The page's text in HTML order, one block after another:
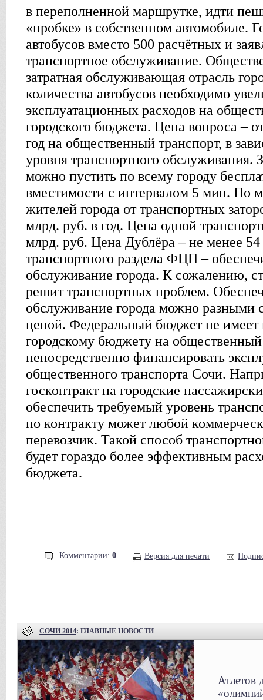
в переполненной маршрутке, идти
«пробке» в собственном автомобиле.
автобусов вместо 500 расчётных и
транспортное обслуживание.
затратная обслуживающая отрасль
количества автобусов необходимо
эксплуатационных расходов на
городского бюджета. Цена вопроса –
год на общественный транспорт, в
уровня транспортного обслуживания.
можно пустить по всему городу
вместимости с интервалом 5 мин. По
жителей города от транспортных
млрд. руб. в год. Цена одной
млрд. руб. Цена Дублёра – не менее
транспортного раздела ФЦП –
обслуживание города. К сожалению,
решит транспортных проблем.
обслуживание города можно разными
ценой. Федеральный бюджет не имеет
городскому бюджету на
непосредственно финансировать
общественного транспорта Сочи.
госконтракт на городские
обеспечить требуемый уровень
по контракту может любой
перевозчик. Такой способ
будет гораздо более эффективным
бюджета.
Комментарии: 0 Версия для печати
СОЧИ 2014: ГЛАВНЫЕ НОВОСТИ
Атлетов